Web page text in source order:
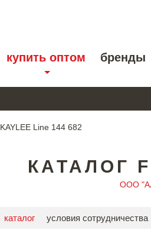
купить оптом бренды
KAYLEE Line 144 682
КАТАЛОГ
ООО
каталог условия сотрудничества